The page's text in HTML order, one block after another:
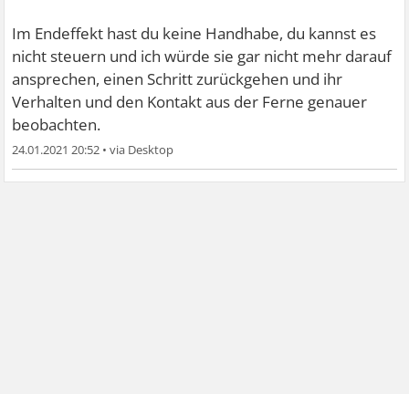
Im Endeffekt hast du keine Handhabe, du kannst es
nicht steuern und ich würde sie gar nicht mehr darauf
ansprechen, einen Schritt zurückgehen und ihr
Verhalten und den Kontakt aus der Ferne genauer
beobachten.
24.01.2021 20:52 •